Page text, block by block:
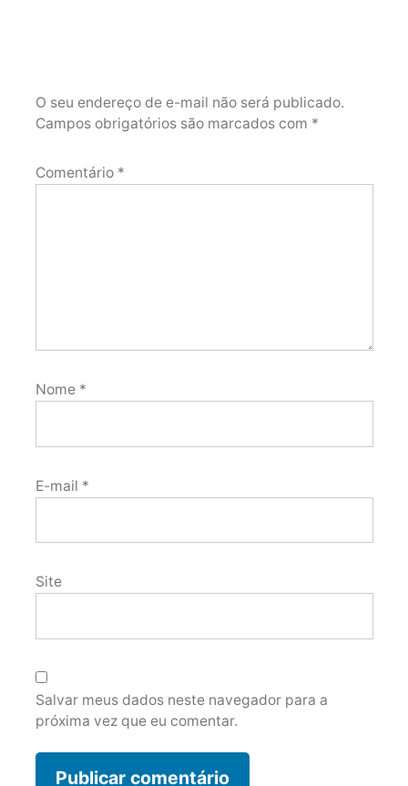
O seu endereço de e-mail não será publicado.
Campos obrigatórios são marcados com *
Comentário *
Nome *
E-mail *
Site
Salvar meus dados neste navegador para a
próxima vez que eu comentar.